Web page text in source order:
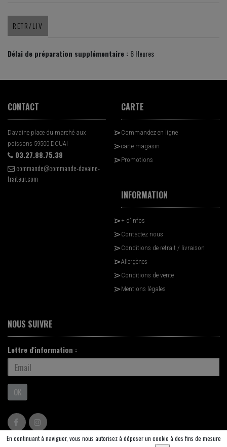
RETR/LIV
Délai de préparation supplémentaire : 6 Heures
CONTACT
Davaine place du marché aux
poissons 59500 DOUAI
03.27.88.75.38
commande@commande-davaine-
traiteur.com
CARTE
Commandez en ligne
carte magasin
Promotions
INFORMATION
+ d'infos
Contactez nous
Conditions de retrait / livraison
Allergènes
Conditions de vente
Mentions légales
NOUS SUIVRE
Lettre d'information :
OK
SaasFood - Logiciel de gestion de commande sur internet et en
En continuant à naviguer, vous nous autorisez à déposer un cookie à des fins de mesure